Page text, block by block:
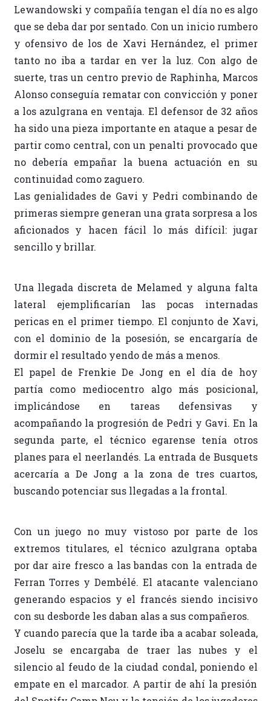
Lewandowski y compañía tengan el día no es algo
que se deba dar por sentado. Con un inicio rumbero
y ofensivo de los de Xavi Hernández, el primer
tanto no iba a tardar en ver la luz. Con algo de
suerte, tras un centro previo de Raphinha, Marcos
Alonso conseguía rematar con convicción y poner
a los azulgrana en ventaja. El defensor de 32 años
ha sido una pieza importante en ataque a pesar de
partir como central, con un penalti provocado que
no debería empañar la buena actuación en su
continuidad como zaguero.
Las genialidades de Gavi y Pedri combinando de
primeras siempre generan una grata sorpresa a los
aficionados y hacen fácil lo más difícil: jugar
sencillo y brillar.
Una llegada discreta de Melamed y alguna falta
lateral ejemplificarían las pocas internadas
pericas en el primer tiempo. El conjunto de Xavi,
con el dominio de la posesión, se encargaría de
dormir el resultado yendo de más a menos.
El papel de Frenkie De Jong en el día de hoy
partía como mediocentro algo más posicional,
implicándose en tareas defensivas y
acompañando la progresión de Pedri y Gavi. En la
segunda parte, el técnico egarense tenía otros
planes para el neerlandés. La entrada de Busquets
acercaría a De Jong a la zona de tres cuartos,
buscando potenciar sus llegadas a la frontal.
Con un juego no muy vistoso por parte de los
extremos titulares, el técnico azulgrana optaba
por dar aire fresco a las bandas con la entrada de
Ferran Torres y Dembélé. El atacante valenciano
generando espacios y el francés siendo incisivo
con su desborde les daban alas a sus compañeros.
Y cuando parecía que la tarde iba a acabar soleada,
Joselu se encargaba de traer las nubes y el
silencio al feudo de la ciudad condal, poniendo el
empate en el marcador. A partir de ahí la presión